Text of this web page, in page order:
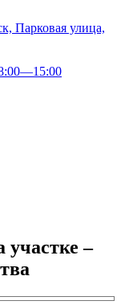
Парковая улица,
участке –